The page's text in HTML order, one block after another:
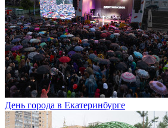
День города в Екатеринбурге